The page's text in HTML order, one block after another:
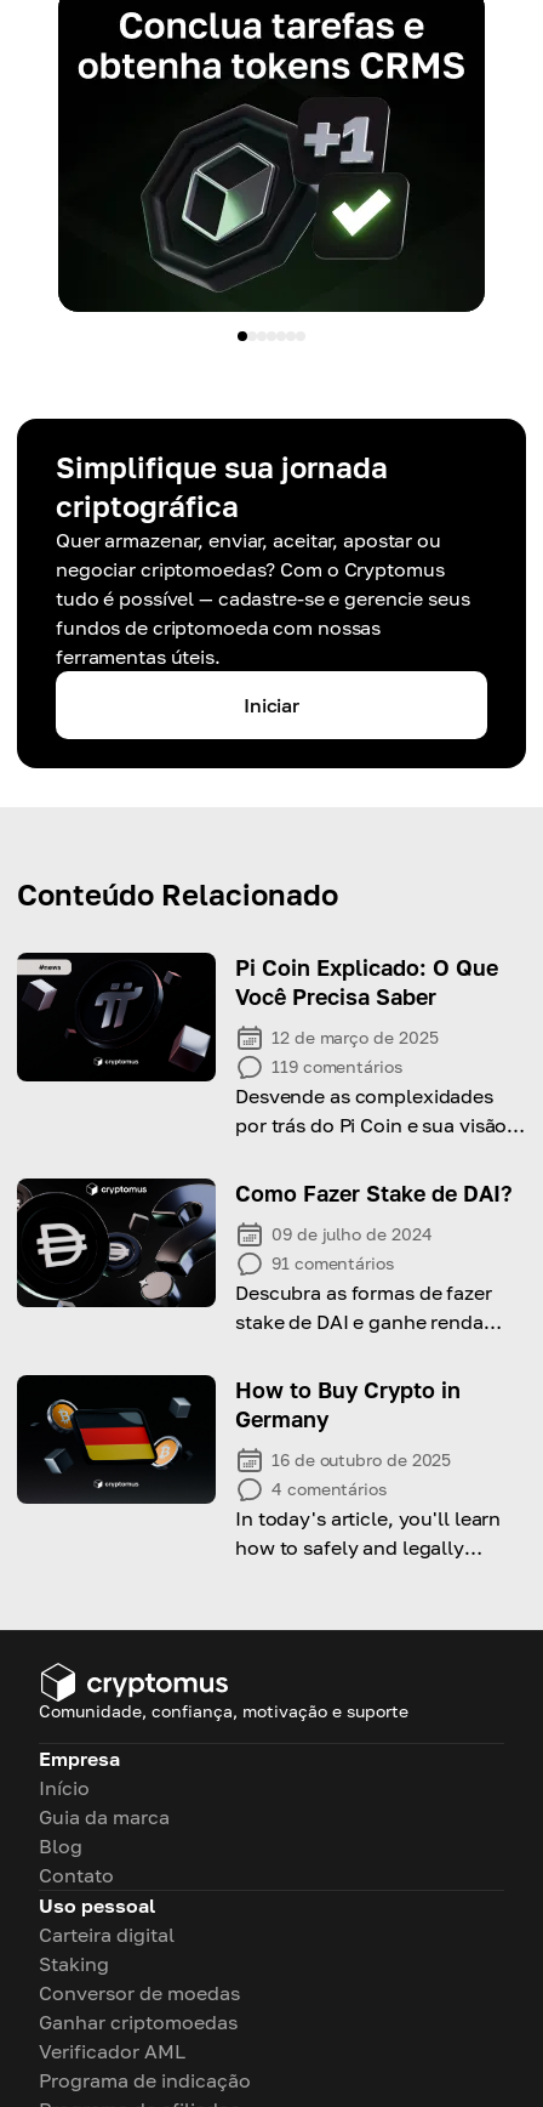
Simplifique sua jornada
criptográfica
Quer armazenar, enviar, aceitar, apostar ou
negociar criptomoedas? Com o Cryptomus
tudo é possível — cadastre-se e gerencie seus
fundos de criptomoeda com nossas
ferramentas úteis.
Iniciar
Conteúdo Relacionado
Pi Coin Explicado: O Que
Você Precisa Saber
12 de março de 2025
119 comentários
Desvende as complexidades
por trás do Pi Coin e sua visão
descentralizada!
Como Fazer Stake de DAI?
09 de julho de 2024
91 comentários
Descubra as formas de fazer
stake de DAI e ganhe renda
How to Buy Crypto in
Germany
16 de outubro de 2025
4 comentários
In today's article, you'll learn
how to safely and legally
Comunidade, confiança, motivação e suporte
Empresa
Início
Guia da marca
Blog
Contato
Uso pessoal
Carteira digital
Staking
Conversor de moedas
Ganhar criptomoedas
Verificador AML
Programa de indicação